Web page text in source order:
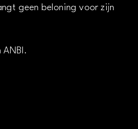
geen beloning voor zijn
ANBI.